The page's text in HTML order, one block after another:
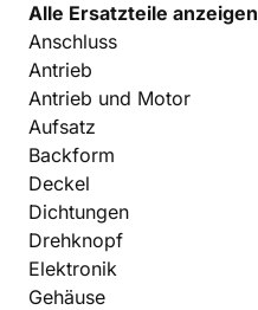
Alle Ersatzteile anzeigen
Anschluss
Antrieb
Antrieb und Motor
Aufsatz
Backform
Deckel
Dichtungen
Drehknopf
Elektronik
Gehäuse